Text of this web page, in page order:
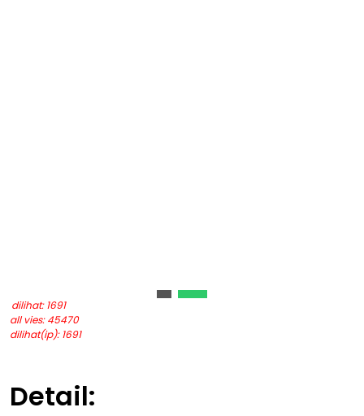
dilihat: 1691
all vies: 45470
dilihat(ip): 1691
Detail: